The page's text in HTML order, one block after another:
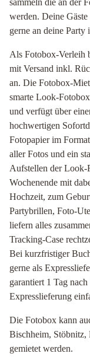
sammeln die an der
werden. Deine
gerne an deine
Als Fotobox-Verleih
mit Versand inkl.
an. Die Fotobox-
smarte Look-
und verfügt über
hochwertigen
Fotopapier im
aller Fotos und ein
Aufstellen der
Wochenende mit
Hochzeit, zum
Partybrillen, Foto-
liefern alles
Tracking-Case
Bei kurzfristiger
gerne als
garantiert 1 Tag
Expresslieferung
Die Fotobox kann
Bischheim, Stöbnitz,
gemietet werden.